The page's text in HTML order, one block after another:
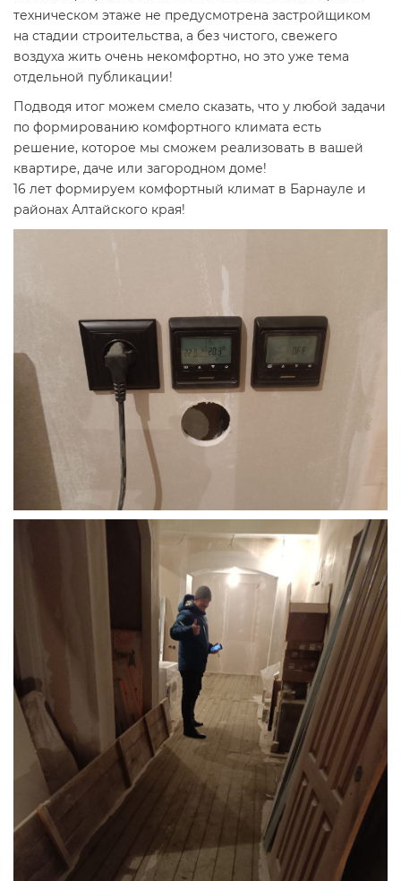
техническом этаже не предусмотрена застройщиком
на стадии строительства, а без чистого, свежего
воздуха жить очень некомфортно, но это уже тема
отдельной публикации!
Подводя итог можем смело сказать, что у любой задачи
по формированию комфортного климата есть
решение, которое мы сможем реализовать в вашей
квартире, даче или загородном доме!
16 лет формируем комфортный климат в Барнауле и
районах Алтайского края!